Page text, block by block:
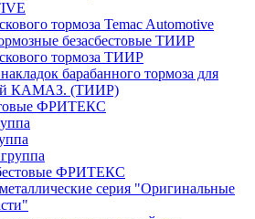
тормоза Temac Automotive
безасбестовые ТИИР
тормоза ТИИР
барабанного тормоза для
КАМАЗ. (ТИИР)
ФРИТЕКС
ФРИТЕКС
серия "Оригинальные